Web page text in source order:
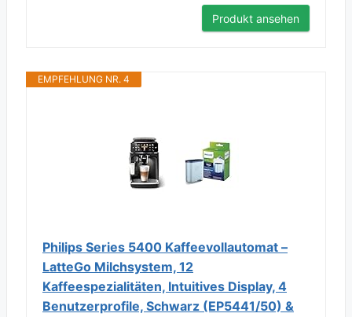
Produkt ansehen
EMPFEHLUNG NR. 4
Philips Series 5400 Kaffeevollautomat –
LatteGo Milchsystem, 12
Kaffeespezialitäten, Intuitives Display, 4
Benutzerprofile, Schwarz (EP5441/50) &